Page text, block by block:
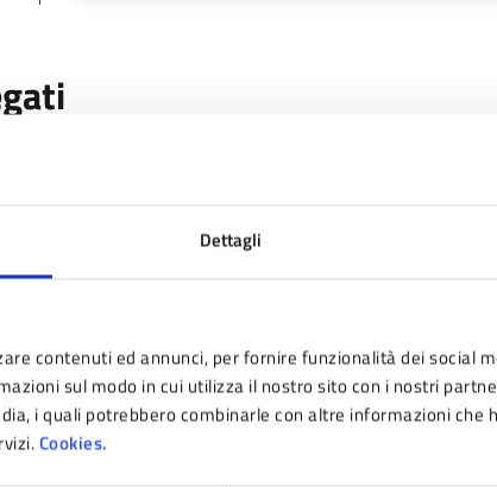
Dettagli
contenuti ed annunci, per fornire funzionalità dei social
sul modo in cui utilizza il nostro sito con i nostri
i quali potrebbero combinarle con altre informazioni che
Cookies.
Ammissione candidati alla selezione (PDF - 31 KB)
Autodichiarazione Covid (PDF - 25 KB)
Protocollo Concorsi 25 5 2022 (PDF - 500 KB)